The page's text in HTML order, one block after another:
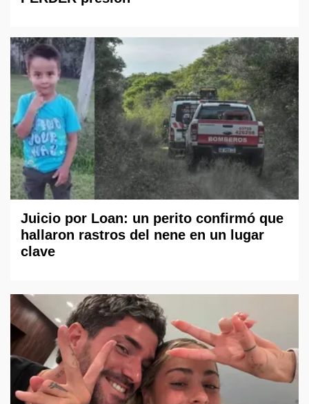
Juicio por Loan: un perito confirmó que
hallaron rastros del nene en un lugar
clave